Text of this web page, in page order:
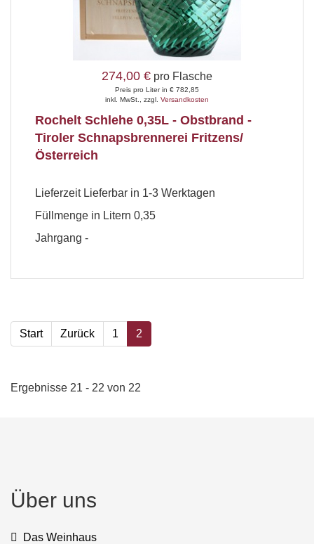
274,00 € pro Flasche
Preis pro Liter in € 782,85
inkl. MwSt., zzgl. Versandkosten
Rochelt Schlehe 0,35L - Obstbrand -
Tiroler Schnapsbrennerei Fritzens/
Österreich
Lieferzeit Lieferbar in 1-3 Werktagen
Füllmenge in Litern 0,35
Jahrgang -
Start Zurück 1 2
Ergebnisse 21 - 22 von 22
Über uns
Das Weinhaus